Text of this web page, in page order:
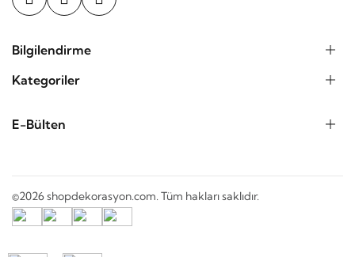
Bilgilendirme
Kategoriler
E-Bülten
©2026 shopdekorasyon.com. Tüm hakları saklıdır.